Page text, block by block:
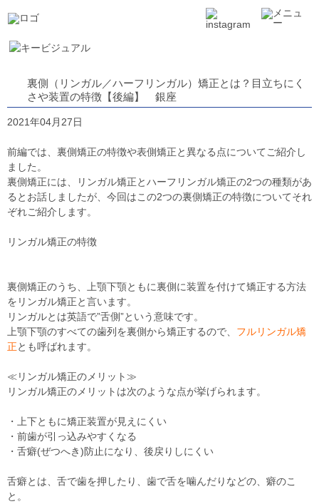
裏側（リンガル／ハーフリンガル）矯正とは？目立ちにく
さや装置の特徴【後編】 銀座
2021年04月27日
前編では、裏側矯正の特徴や表側矯正と異なる点についてご紹介し
ました。
裏側矯正には、リンガル矯正とハーフリンガル矯正の2つの種類があ
るとお話しましたが、今回はこの2つの裏側矯正の特徴についてそれ
ぞれご紹介します。
リンガル矯正の特徴
裏側矯正のうち、上顎下顎ともに裏側に装置を付けて矯正する方法
をリンガル矯正と言います。
リンガルとは英語で”舌側”という意味です。
上顎下顎のすべての歯列を裏側から矯正するので、 フルリンガル矯
正とも呼ばれます。
≪リンガル矯正のメリット≫
リンガル矯正のメリットは次のような点が挙げられます。
・上下ともに矯正装置が見えにくい
・前歯が引っ込みやすくなる
・舌癖(ぜつへき)防止になり、後戻りしにくい
舌癖とは、舌で歯を押したり、歯で舌を噛んだりなどの、癖のこ
と。